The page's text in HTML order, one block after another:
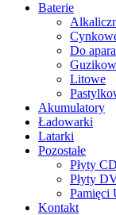
Baterie
Do
Litowe
Akumulatory
Ładowarki
Latarki
Pozostałe
Płyty
Płyty
Pamięci
Kontakt